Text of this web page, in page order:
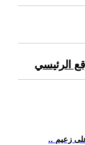
الرئيسي
زعيم